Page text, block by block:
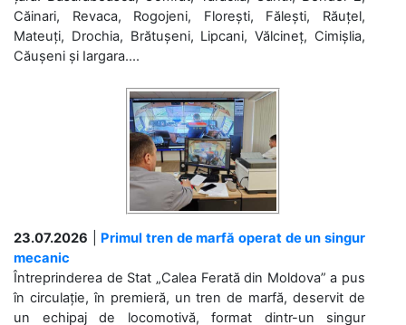
Căinari, Revaca, Rogojeni, Florești, Fălești, Răuțel,
Mateuți, Drochia, Brătușeni, Lipcani, Vălcineț, Cimișlia,
Căușeni și Iargara....
23.07.2026
Primul tren de marfă operat de un singur
mecanic
Întreprinderea de Stat „Calea Ferată din Moldova” a pus
în circulație, în premieră, un tren de marfă, deservit de
un echipaj de locomotivă, format dintr-un singur